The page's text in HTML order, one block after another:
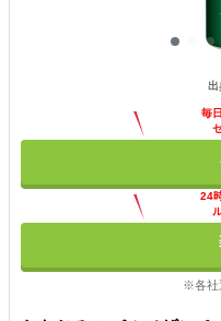
出
毎
24
※各社